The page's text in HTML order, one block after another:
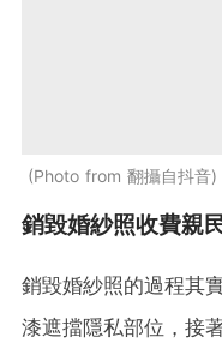
Photo from 翻攝自抖音
銷毀婚紗照收費親
銷毀婚紗照的過程其
漆遮擋隱私部位，接